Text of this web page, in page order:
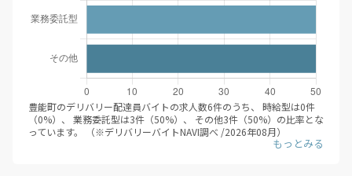
1,200円、2025年02月は1,200円、2025年03月は1,200円、2025年
04月は1,350円、2025年05月は1,350円、2025年06月は1,500円、
2025年07月は2,000円、2025年08月は1,200円、2025年09月は
2,000円、2025年10月は1,200円、2025年11月は1,200円、2025年
12月は1,200円、2026年01月は1,200円、2026年02月は1,200円、
2026年03月は1,200円、2026年04月は1,200円、2026年05月は
1,200円、2026年06月は1,200円、2026年07月は1,200円、2026年
08月は1,200円と推移しています。（※デリバリーバイトNAVI調べ
/2026年08月）
デリバリー配達員バイトの応募/登録するにあたって、時給目安は大き
な判断軸になるかと思います。平均時給が伸びているエリアにて、積
豊能町のデリバリー配達員バイトの求人数6件のうち、 時給型は0件
（0%）、 業務委託型は3件（50%）、 その他3件（50%）の比率とな
っています。 （※デリバリーバイトNAVI調べ /2026年08月）
前述の通り、時給型と業務委託型（成果報酬型）にはそれぞれメリッ